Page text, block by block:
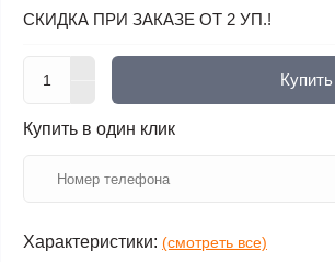
СКИДКА ПРИ ЗАКАЗЕ ОТ 2 УП.!
Купить
Купить в один клик
Характеристики: (смотреть все)